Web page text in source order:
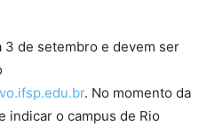
3 de setembro e devem ser
. No momento da
indicar o campus de Rio